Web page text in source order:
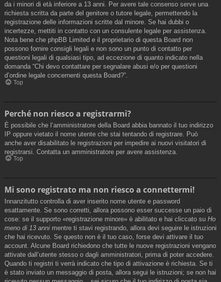
da i minori di età inferiore a 13 anni. Per avere tale consenso serve una
richiesta scritta da parte del genitore o tutore legale, permettendo la
registrazione delle informazioni scritte dal minore. Se hai dubbi o
incertezze, mettiti in contatto con un consulente legale per assistenza.
Nota bene che phpBB Limited e il proprietario di questa Board non
possono fornire consigli legali e non sono un punto di contatto per
questioni legali di qualsiasi tipo, ad eccezione di quanto indicato nella
domanda “Chi devo contattare per segnalare abusi e/o per questioni
d’ordine legale concernenti questa Board?”.
Top
Perché non riesco a registrarmi?
È possibile che l’amministratore della Board abbia bannato il tuo indirizzo
IP oppure vietato il nome utente che stai tentando di registrare. Può
anche aver disabilitato le registrazioni per impedire ai nuovi visitatori di
registrarsi. Contatta un amministratore per avere assistenza.
Top
Mi sono registrato ma non riesco a connettermi!
Innanzitutto controlla di aver inserito nome utente e password
esattamente. Se sono corretti, allora possono esser successe un paio di
cose: se il supporto «registrazione minore» è abilitato e hai cliccato su Ho
meno di 13 anni mentre ti stavi registrando, allora devi seguire le istruzioni
che hai ricevuto. Se questo non è il tuo caso, forse devi attivare il tuo
account. Alcune Board richiedono che tutte le nuove registrazioni vengano
attivate dall’utente stesso o dagli amministratori, prima di poter accedere.
Quando ti registri ti verrà indicato che tipo di attivazione è richiesta. Se ti
è stato inviato un messaggio di posta, allora segui le istruzioni; se non hai